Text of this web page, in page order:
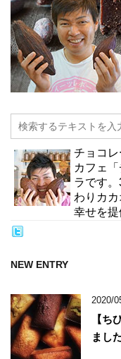
チョコ
カフェ
ラです
わりカ
幸せを
NEW ENTRY
2020/
【ち
まし